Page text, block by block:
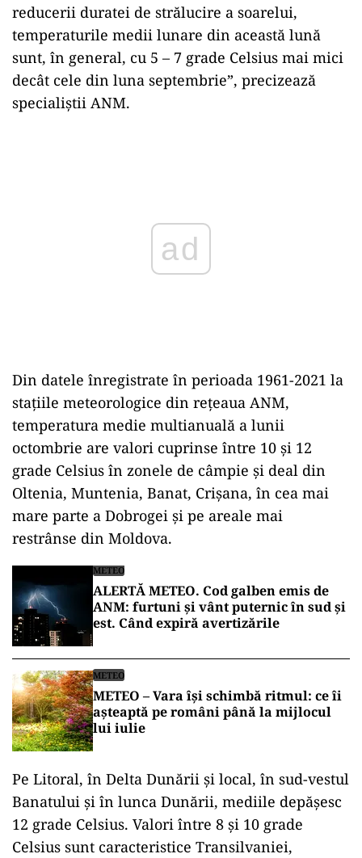
reducerii duratei de strălucire a soarelui,
temperaturile medii lunare din această lună
sunt, în general, cu 5 – 7 grade Celsius mai mici
decât cele din luna septembrie”, precizează
specialiştii ANM.
Din datele înregistrate în perioada 1961-2021 la
staţiile meteorologice din reţeaua ANM,
temperatura medie multianuală a lunii
octombrie are valori cuprinse între 10 şi 12
grade Celsius în zonele de câmpie şi deal din
Oltenia, Muntenia, Banat, Crişana, în cea mai
mare parte a Dobrogei şi pe areale mai
restrânse din Moldova.
METEO
ALERTĂ METEO. Cod galben emis de
ANM: furtuni și vânt puternic în sud și
est. Când expiră avertizările
METEO
METEO – Vara își schimbă ritmul: ce îi
așteaptă pe români până la mijlocul
lui iulie
Pe Litoral, în Delta Dunării şi local, în sud-vestul
Banatului şi în lunca Dunării, mediile depăşesc
12 grade Celsius. Valori între 8 şi 10 grade
Celsius sunt caracteristice Transilvaniei,